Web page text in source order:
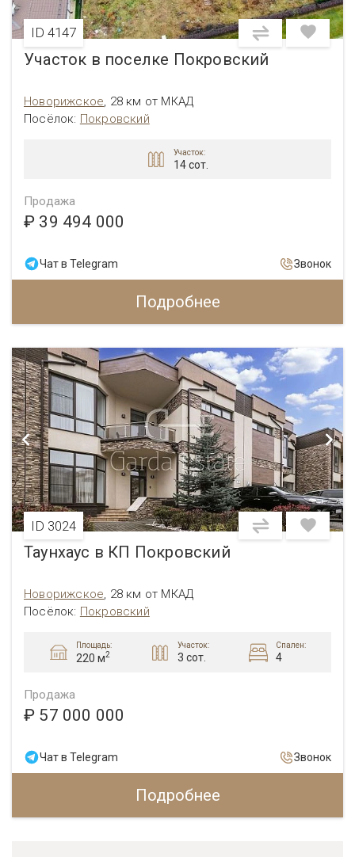
ID 4147
Участок в поселке Покровский
Новорижское, 28 км от МКАД
Посёлок: Покровский
Участок:
14 сот.
Продажа
₽ 39 494 000
Чат в Telegram Звонок
Подробнее
ID 3024
Таунхаус в КП Покровский
Новорижское, 28 км от МКАД
Посёлок: Покровский
Площадь:
220 м2
Участок:
3 сот.
Спален:
4
Продажа
₽ 57 000 000
Чат в Telegram Звонок
Подробнее